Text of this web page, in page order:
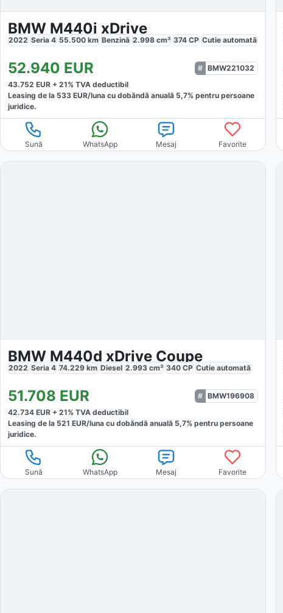
BMW M440i xDrive
2022 Seria 4 55.500 km Benzină 2.998 cm³ 374 CP Cutie automată
52.940 EUR
BMW221032
43.752 EUR + 21% TVA deductibil
Leasing de la 533 EUR/luna cu dobăndă anuală 5,7% pentru persoane
juridice.
Sună WhatsApp Mesaj Favorite
BMW M440d xDrive Coupe
2022 Seria 4 74.229 km Diesel 2.993 cm³ 340 CP Cutie automată
51.708 EUR
BMW196908
42.734 EUR + 21% TVA deductibil
Leasing de la 521 EUR/luna cu dobăndă anuală 5,7% pentru persoane
juridice.
Sună WhatsApp Mesaj Favorite